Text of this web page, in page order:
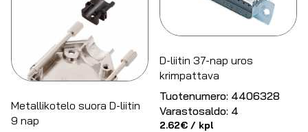
Metallikotelo suora D-liitin
9 nap
D-liitin 37-nap uros
krimpattava
Tuotenumero: 4406328
Varastosaldo: 4
2.62€ / kpl